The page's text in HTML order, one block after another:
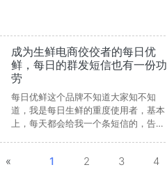
成为生鲜电商佼佼者的每日优
鲜，每日的群发短信也有一份功
劳
​每日优鲜这个品牌不知道大家知不知
道，我是每日生鲜的重度使用者，基本
上，每天都会给我一个条短信的，告知
« 1 2 3 4